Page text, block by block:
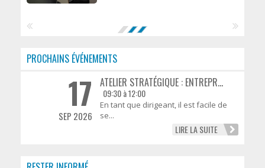
PROCHAINS ÉVÉNEMENTS
17
SEP 2026
ATELIER STRATÉGIQUE : ENTREPR...
09:30 à 12:00
En tant que dirigeant, il est facile de
se...
LIRE LA SUITE